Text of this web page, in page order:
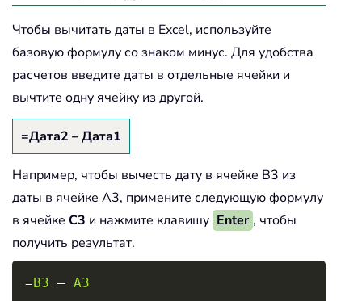
Чтобы вычитать даты в Excel, используйте
базовую формулу со знаком минус. Для удобства
расчетов введите даты в отдельные ячейки и
вычтите одну ячейку из другой.
=Дата2 – Дата1
Например, чтобы вычесть дату в ячейке B3 из
даты в ячейке A3, примените следующую формулу
в ячейке C3 и нажмите клавишу Enter , чтобы
получить результат.
=B3 – A3